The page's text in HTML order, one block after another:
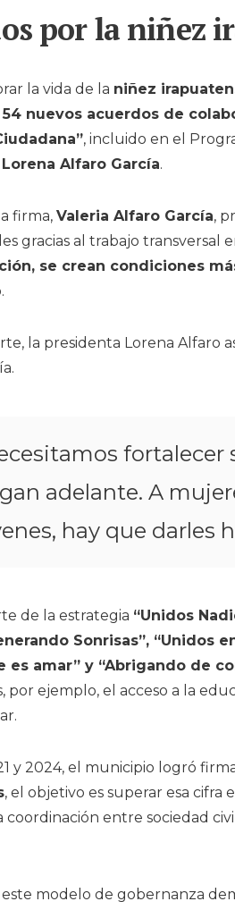
por la niñez
la vida de la niñez
nuevos acuerdos de
, incluido en el
Lorena Alfaro García.
firma, Valeria Alfaro García,
gracias al trabajo transversal
se crean condiciones
la presidenta Lorena Alfaro
fortalecer
adelante. A
hay que darles
de la estrategia “Unidos
Sonrisas”, “Unidos
es amar” y “Abrigando de
por ejemplo, el acceso a la
y 2024, el municipio logró
, el objetivo es superar esa cifra
coordinación entre sociedad
este modelo de gobernanza